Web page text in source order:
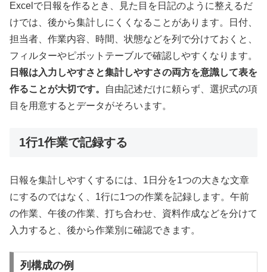
Excelで日報を作るとき、見た目を日記のように整えるだ
けでは、後から集計しにくくなることがあります。日付、
担当者、作業内容、時間、状態などを列で分けておくと、
フィルターやピボットテーブルで確認しやすくなります。
日報は入力しやすさと集計しやすさの両方を意識して表を
作ることが大切です。
自由記述だけに頼らず、選択式の項
目を用意するとデータがそろいます。
1行1作業で記録する
日報を集計しやすくするには、1日分を1つの大きな文章
にするのではなく、1行に1つの作業を記録します。午前
の作業、午後の作業、打ち合わせ、資料作成などを分けて
入力すると、後から作業別に確認できます。
列構成の例